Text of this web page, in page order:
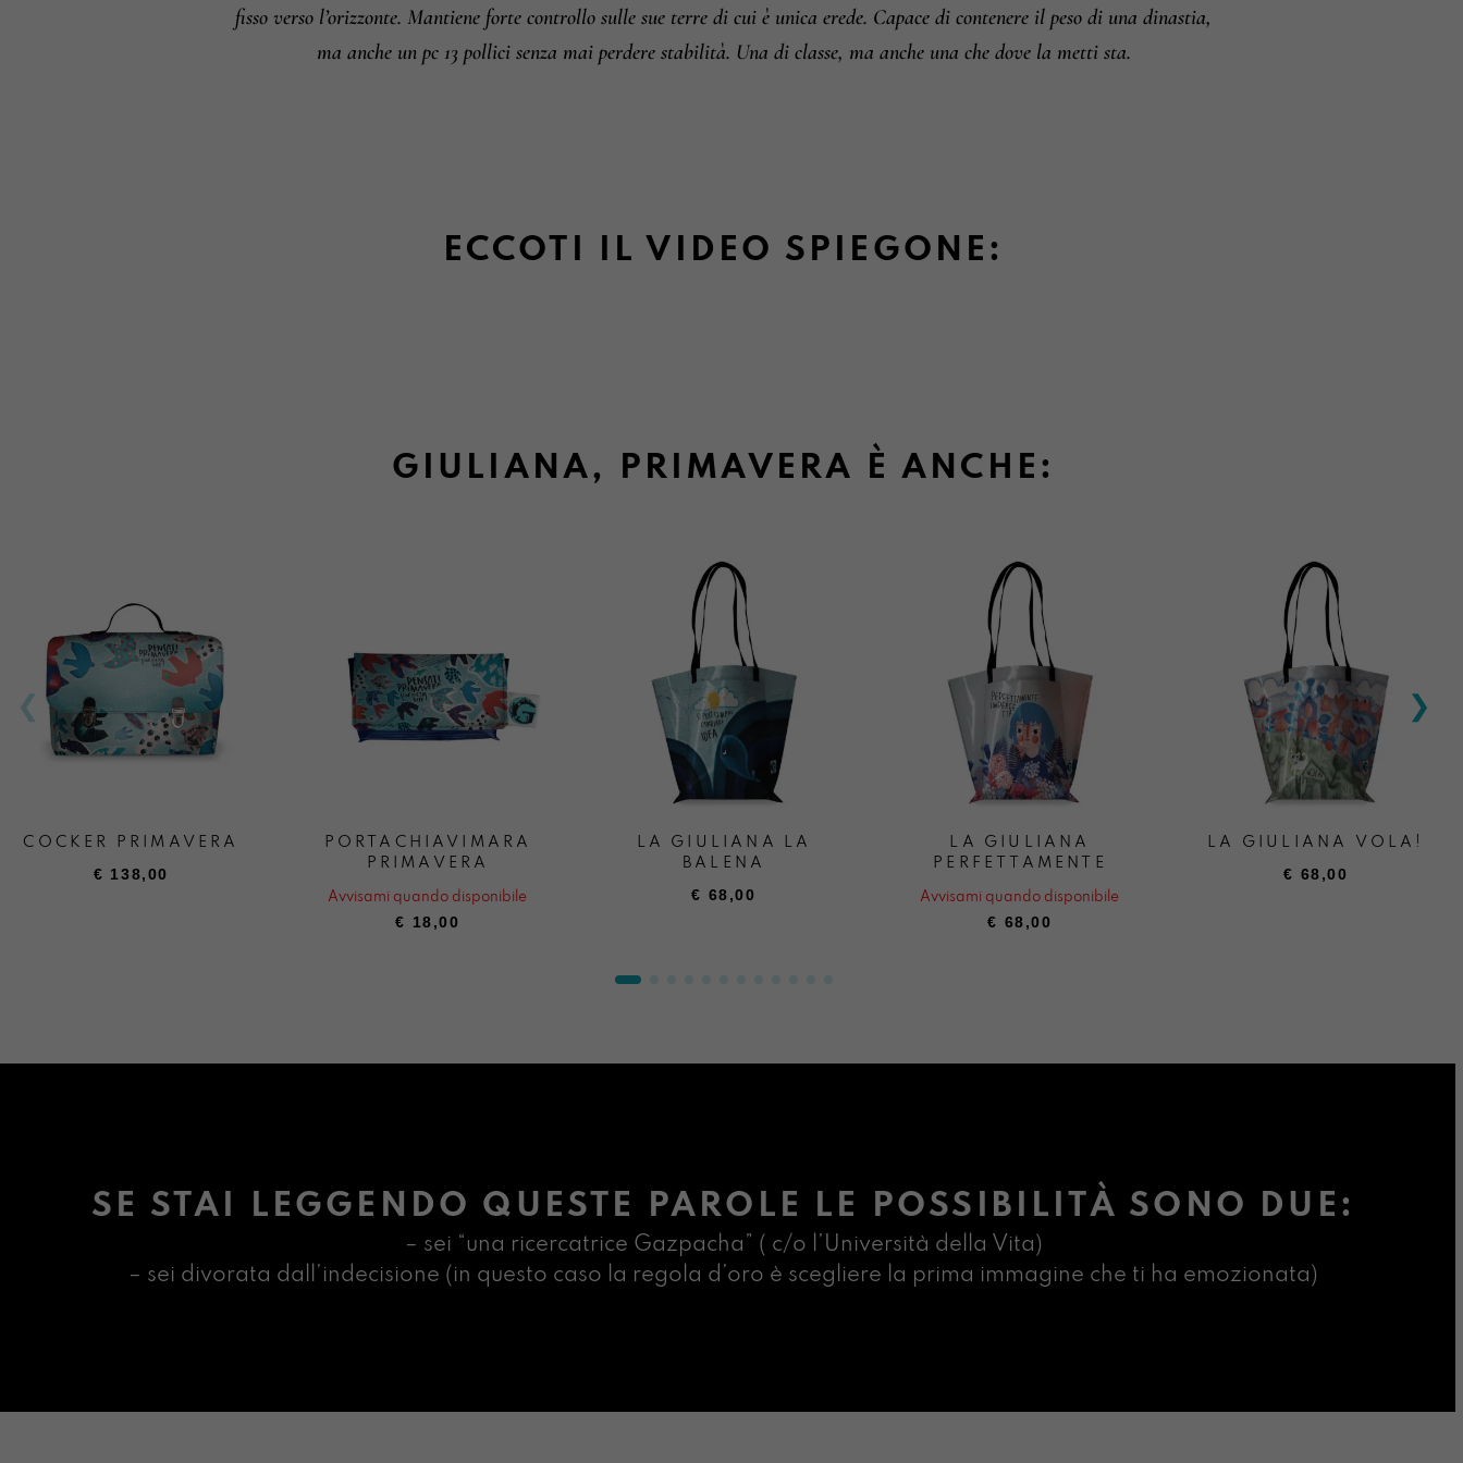
fisso verso l’orizzonte. Mantiene forte controllo sulle sue terre di cui è unica erede. Capace di contenere il peso di una dinastia,
ma anche un pc 13 pollici senza mai perdere stabilità. Una di classe, ma anche una che dove la metti sta.
ECCOTI IL VIDEO SPIEGONE:
GIULIANA, PRIMAVERA È ANCHE:
COCKER PRIMAVERA
€ 138,00
PORTACHIAVIMARA
PRIMAVERA
Avvisami quando disponibile
€ 18,00
LA GIULIANA LA
BALENA
€ 68,00
LA GIULIANA
PERFETTAMENTE
Avvisami quando disponibile
€ 68,00
LA GIULIANA VOLA!
€ 68,00
SE STAI LEGGENDO QUESTE PAROLE LE POSSIBILITÀ SONO DUE:
– sei “una ricercatrice Gazpacha” ( c/o l’Università della Vita)
– sei divorata dall’indecisione (in questo caso la regola d’oro è scegliere la prima immagine che ti ha emozionata)